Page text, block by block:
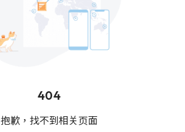
404
抱歉，找不到相关页面